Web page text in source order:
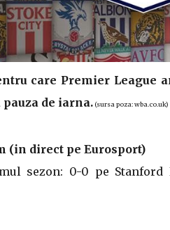
care Premier League
de iarna.(sursa poza: wba.co.uk)
(in direct pe Eurosport)
sezon: 0-0 pe